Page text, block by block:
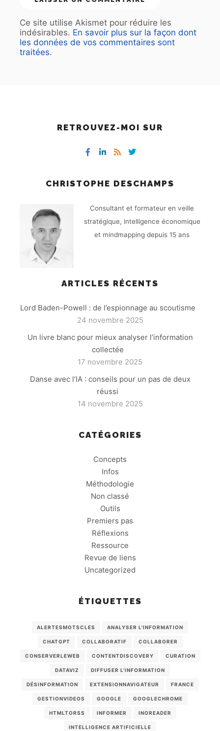
Ce site utilise Akismet pour réduire les
indésirables. En savoir plus sur la façon dont
les données de vos commentaires sont
traitées.
RETROUVEZ-MOI SUR
CHRISTOPHE DESCHAMPS
Consultant et formateur en veille
stratégique, intelligence économique
et mindmapping depuis 15 ans
ARTICLES RÉCENTS
Lord Baden-Powell : de l’espionnage au scoutisme
24 novembre 2025
Un livre blanc pour mieux analyser l’information
collectée
17 novembre 2025
Danse avec l’IA : conseils pour un pas de deux
réussi
14 novembre 2025
CATÉGORIES
Concepts
Infos
Méthodologie
Non classé
Outils
Premiers pas
Réflexions
Ressource
Revue de liens
Uncategorized
ÉTIQUETTES
ALERTESMOTSCLES ANALYSER L'INFORMATION
CHATGPT COLLABORATIF COLLABORER
CONSERVERLEWEB CONTENTDISCOVERY CURATION
DATAVIZ DIFFUSER L'INFORMATION
DÉSINFORMATION EXTENSIONNAVIGATEUR FRANCE
GESTIONVIDEOS GOOGLE GOOGLECHROME
HTMLTORSS INFORMER INOREADER
INTELLIGENCE ARTIFICIELLE